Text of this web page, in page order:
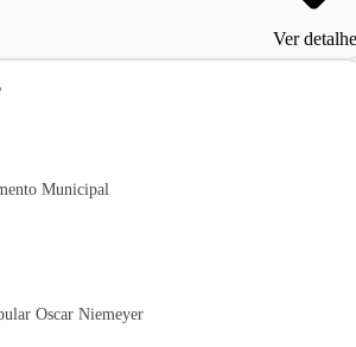
Ver
Municipal
Oscar Niemeyer